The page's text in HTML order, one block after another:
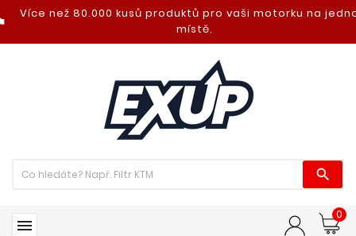
Více než 80.000 kusů produktů pro vaši motorku na
místě.


0